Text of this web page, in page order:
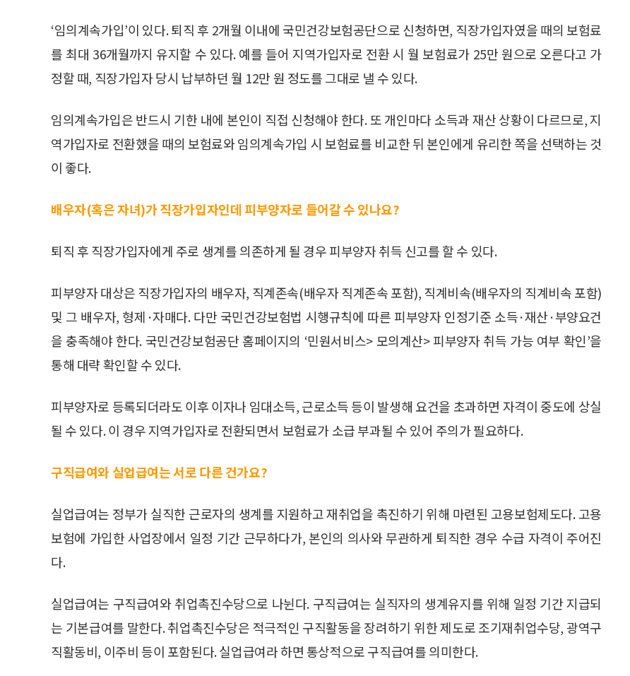
‘임의계속가입’이 있다. 퇴직 후 2개월 이내에 국민건강보험공단으로 신청하면, 직장가입자였을 때의 보험료
를 최대 36개월까지 유지할 수 있다. 예를 들어 지역가입자로 전환 시 월 보험료가 25만 원으로 오른다고 가
정할 때, 직장가입자 당시 납부하던 월 12만 원 정도를 그대로 낼 수 있다.
임의계속가입은 반드시 기한 내에 본인이 직접 신청해야 한다. 또 개인마다 소득과 재산 상황이 다르므로, 지
역가입자로 전환했을 때의 보험료와 임의계속가입 시 보험료를 비교한 뒤 본인에게 유리한 쪽을 선택하는 것
이 좋다.
배우자(혹은 자녀)가 직장가입자인데 피부양자로 들어갈 수 있나요?
퇴직 후 직장가입자에게 주로 생계를 의존하게 될 경우 피부양자 취득 신고를 할 수 있다.
피부양자 대상은 직장가입자의 배우자, 직계존속(배우자 직계존속 포함), 직계비속(배우자의 직계비속 포함)
및 그 배우자, 형제·자매다. 다만 국민건강보험법 시행규칙에 따른 피부양자 인정기준 소득·재산·부양요건
을 충족해야 한다. 국민건강보험공단 홈페이지의 ‘민원서비스> 모의계산> 피부양자 취득 가능 여부 확인’을
통해 대략 확인할 수 있다.
피부양자로 등록되더라도 이후 이자나 임대소득, 근로소득 등이 발생해 요건을 초과하면 자격이 중도에 상실
될 수 있다. 이 경우 지역가입자로 전환되면서 보험료가 소급 부과될 수 있어 주의가 필요하다.
구직급여와 실업급여는 서로 다른 건가요?
실업급여는 정부가 실직한 근로자의 생계를 지원하고 재취업을 촉진하기 위해 마련된 고용보험제도다. 고용
보험에 가입한 사업장에서 일정 기간 근무하다가, 본인의 의사와 무관하게 퇴직한 경우 수급 자격이 주어진
다.
실업급여는 구직급여와 취업촉진수당으로 나뉜다. 구직급여는 실직자의 생계유지를 위해 일정 기간 지급되
는 기본급여를 말한다. 취업촉진수당은 적극적인 구직활동을 장려하기 위한 제도로 조기재취업수당, 광역구
직활동비, 이주비 등이 포함된다. 실업급여라 하면 통상적으로 구직급여를 의미한다.